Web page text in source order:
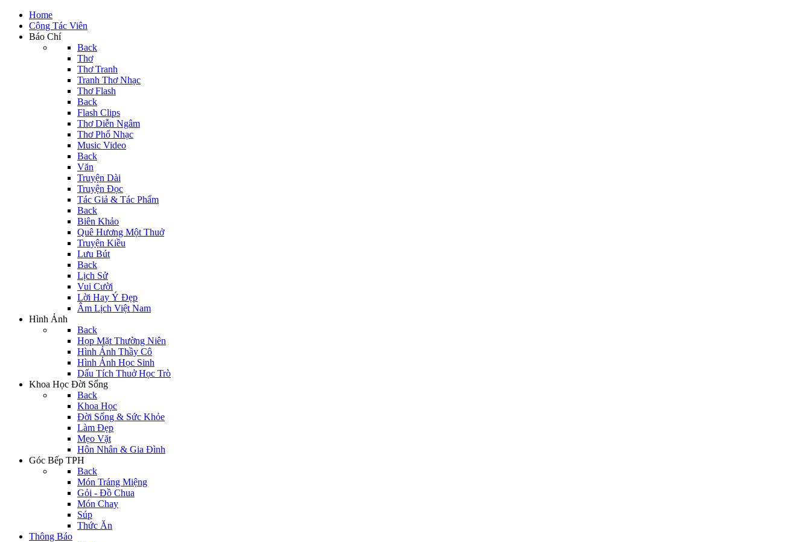
Home
Cộng Tác Viên
Báo Chí
Back
Thơ
Thơ Tranh
Tranh Thơ Nhạc
Thơ Flash
Back
Flash Clips
Thơ Diễn Ngâm
Thơ Phổ Nhạc
Music Video
Back
Văn
Truyện Dài
Truyện Đọc
Tác Giả & Tác Phẩm
Back
Biên Khảo
Quê Hương Một Thuở
Truyện Kiều
Lưu Bút
Back
Lịch Sử
Vui Cười
Lời Hay Ý Đẹp
Âm Lịch Việt Nam
Hình Ảnh
Back
Họp Mặt Thường Niên
Hình Ảnh Thầy Cô
Hình Ảnh Học Sinh
Dấu Tích Thuở Học Trò
Khoa Học Đời Sống
Back
Khoa Học
Đời Sống & Sức Khỏe
Làm Đẹp
Mẹo Vặt
Hôn Nhân & Gia Đình
Góc Bếp TPH
Back
Món Tráng Miệng
Gỏi - Đồ Chua
Món Chay
Súp
Thức Ăn
Thông Báo